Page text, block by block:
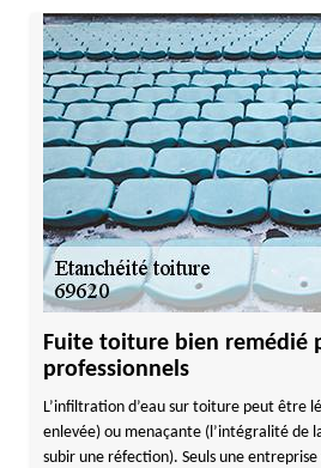
Fuite toiture bien remédié
professionnels
L’infiltration d’eau sur toiture peut être
enlevée) ou menaçante (l’intégralité de
subir une réfection). Seuls une